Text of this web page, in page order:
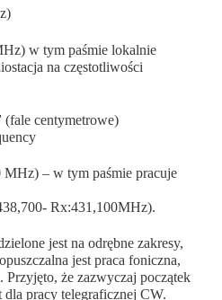
)
) w tym paśmie lokalnie
na częstotliwości
(fale centymetrowe)
MHz) – w tym paśmie pracuje
Rx:431,100MHz).
jest na odrębne zakresy,
jest praca foniczna,
że zazwyczaj początek
dla pracy telegraficznej CW.